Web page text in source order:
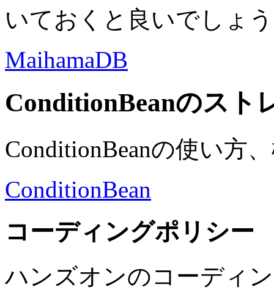
いておくと良いでしょ
MaihamaDB
ConditionBeanのスト
ConditionBeanの使い方
ConditionBean
コーディングポリシー
ハンズオンのコーディ